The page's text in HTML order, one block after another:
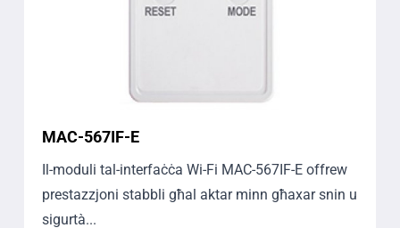
MAC-567IF-E
Il-moduli tal-interfaċċa Wi-Fi MAC-567IF-E offrew
prestazzjoni stabbli għal aktar minn għaxar snin u
sigurtà...